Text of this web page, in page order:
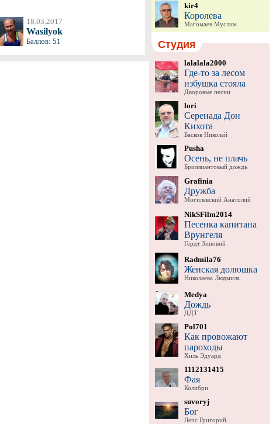
18.03.2017
Wasilyok
Баллов: 51
kir4
Королева
Магомаев Муслим
Студия
lalalala2000
Где-то за лесом
избушка стояла
Дворовые песни
lori
Серенада Дон
Кихота
Басков Николай
Pusha
Осень, не плачь
Бриллиантовый дождь
Grafinia
Дружба
Могилевский Анатолий
NikSFilm2014
Песенка капитана
Врунгеля
Гердт Зиновий
Radmila76
Женская долюшка
Николаева Людмила
Medya
Дождь
ДДТ
Pol701
Как провожают
пароходы
Хиль Эдуард
1112131415
Фая
Колибри
suvoryj
Бог
Лепс Григорий